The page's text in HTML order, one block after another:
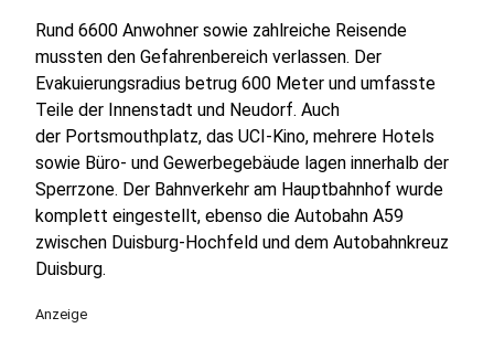
Rund 6600 Anwohner sowie zahlreiche Reisende
mussten den Gefahrenbereich verlassen. Der
Evakuierungsradius betrug 600 Meter und umfasste
Teile der Innenstadt und Neudorf. Auch
der Portsmouthplatz, das UCI-Kino, mehrere Hotels
sowie Büro- und Gewerbegebäude lagen innerhalb der
Sperrzone. Der Bahnverkehr am Hauptbahnhof wurde
komplett eingestellt, ebenso die Autobahn A59
zwischen Duisburg-Hochfeld und dem Autobahnkreuz
Duisburg.
Anzeige